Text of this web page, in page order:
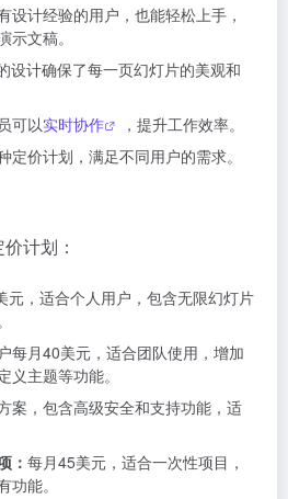
设计经验的用户，也能轻松上手，
示文稿。
设计确保了每一页幻灯片的美观和
可以实时协作
，提升工作效率。
定价计划，满足不同用户的需求。
计划：
元，适合个人用户，包含无限幻灯片
每月40美元，适合团队使用，增加
义主题等功能。
案，包含高级安全和支持功能，适
： 每月45美元，适合一次性项目，
功能。